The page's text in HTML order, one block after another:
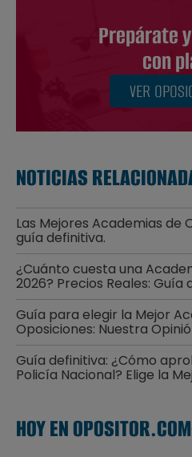
Prepárate
con
VER
NOTICIAS
Las Mejores Academias de
guía definitiva.
¿Cuánto cuesta una
2026? Precios Reales: Guía
Guía para elegir la Mejor
Oposiciones: Nuestra
Guía definitiva: ¿Cómo
Policía Nacional? Elige la
HOY EN OPOSITOR.COM